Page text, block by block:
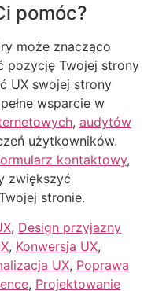
pomóc?
może znacząco
pozycję Twojej strony
UX swojej strony
wsparcie w
, audytów
użytkowników.
kontaktowy,
zwiększyć
stronie.
, Design przyjazny
, Konwersja UX,
UX, Poprawa
, Projektowanie